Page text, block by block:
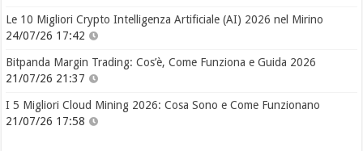
Le 10 Migliori Crypto Intelligenza Artificiale (AI) 2026 nel Mirino
24/07/26 17:42
Bitpanda Margin Trading: Cos’è, Come Funziona e Guida 2026
21/07/26 21:37
I 5 Migliori Cloud Mining 2026: Cosa Sono e Come Funzionano
21/07/26 17:58